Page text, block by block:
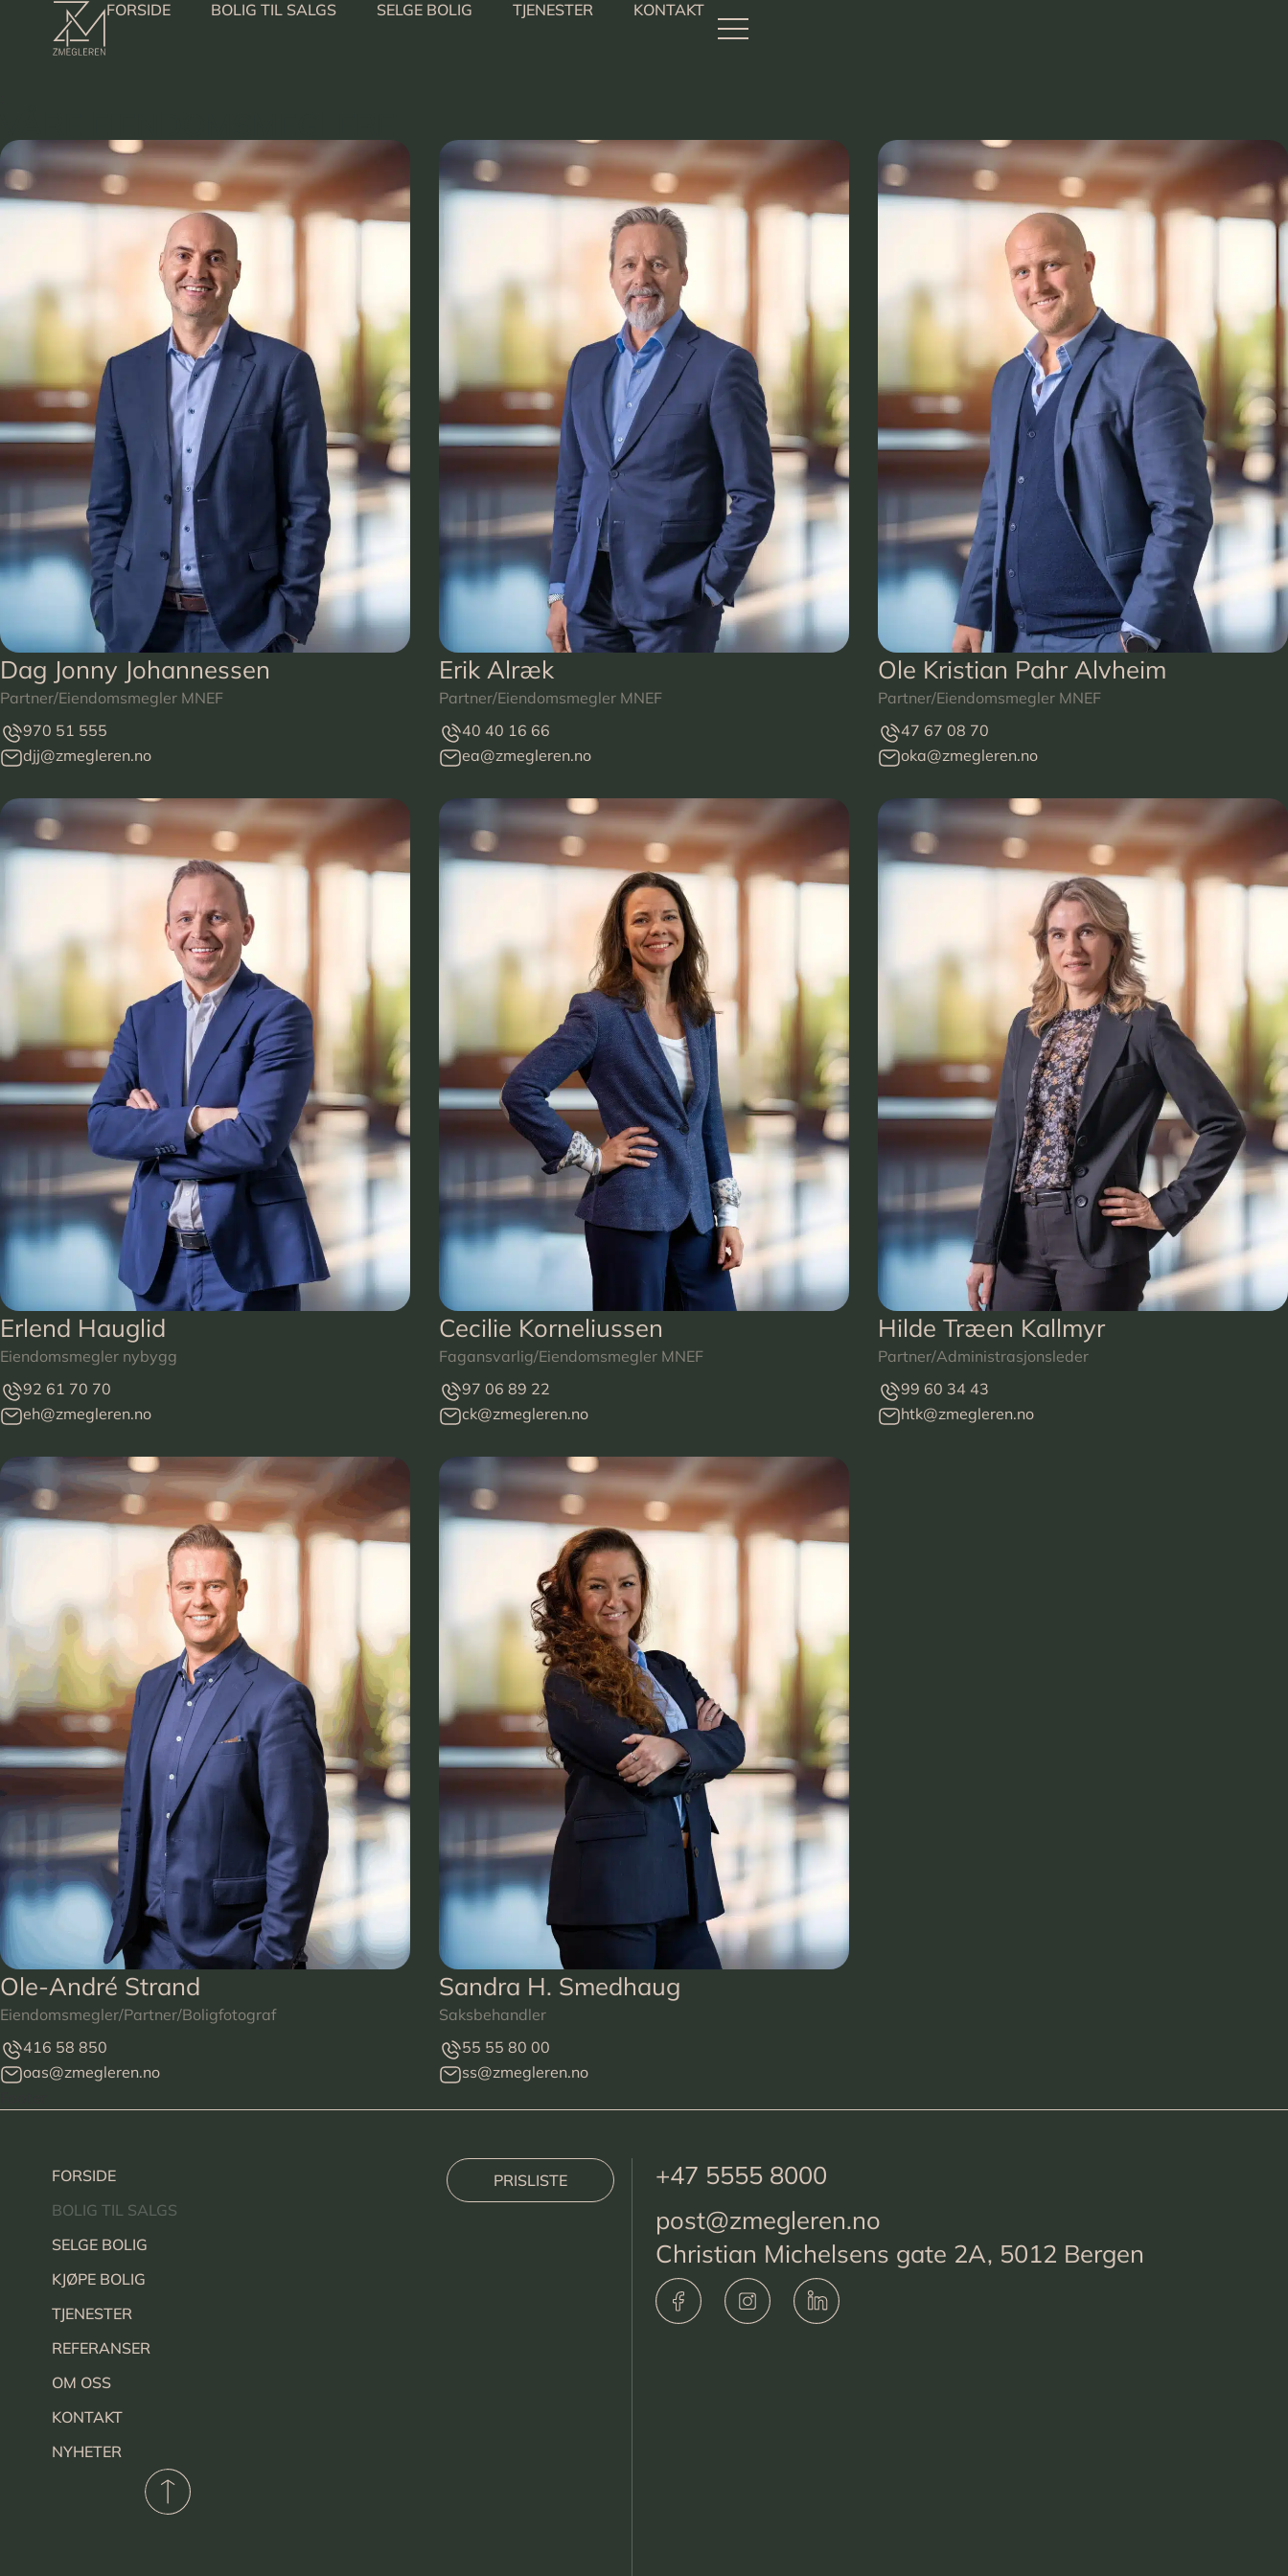
FORSIDE BOLIG TIL SALGS SELGE BOLIG TJENESTER KONTAKT
Dag Jonny Johannessen
Partner/Eiendomsmegler MNEF
970 51 555
djj@zmegleren.no
Erik Alræk
Partner/Eiendomsmegler MNEF
40 40 16 66
ea@zmegleren.no
Ole Kristian Pahr Alvheim
Partner/Eiendomsmegler MNEF
47 67 08 70
oka@zmegleren.no
Erlend Hauglid
Eiendomsmegler nybygg
92 61 70 70
eh@zmegleren.no
Cecilie Korneliussen
Fagansvarlig/Eiendomsmegler MNEF
97 06 89 22
ck@zmegleren.no
Hilde Træen Kallmyr
Partner/Administrasjonsleder
99 60 34 43
htk@zmegleren.no
Ole-André Strand
Eiendomsmegler/Partner/Boligfotograf
416 58 850
oas@zmegleren.no
Sandra H. Smedhaug
Saksbehandler
55 55 80 00
ss@zmegleren.no
FORSIDE
BOLIG TIL SALGS
SELGE BOLIG
KJØPE BOLIG
TJENESTER
REFERANSER
OM OSS
KONTAKT
NYHETER
PRISLISTE
+47 5555 8000
post@zmegleren.no
Christian Michelsens gate 2A, 5012 Bergen